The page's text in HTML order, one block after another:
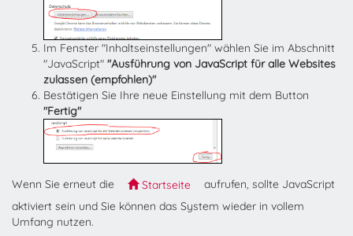
Im Fenster "Inhaltseinstellungen" wählen Sie im Abschnitt
"JavaScript" "Ausführung von JavaScript für alle Websites
zulassen (empfohlen)"
Bestätigen Sie Ihre neue Einstellung mit dem Button
"Fertig"
Wenn Sie erneut die Startseite
aufrufen, sollte JavaScript
aktiviert sein und Sie können das System wieder in vollem
Umfang nutzen.